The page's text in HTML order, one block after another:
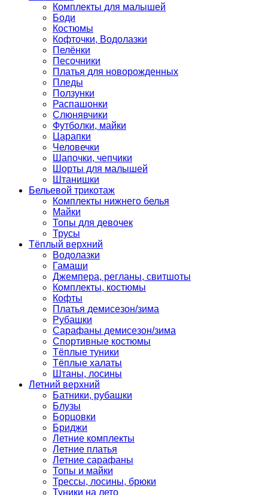
Комплекты для малышей
Боди
Костюмы
Кофточки, Водолазки
Пелёнки
Песочники
Платья для новорожденных
Пледы
Ползунки
Распашонки
Слюнявчики
Футболки, майки
Царапки
Человечки
Шапочки, чепчики
Шорты для малышей
Штанишки
Бельевой трикотаж
Комплекты нижнего белья
Майки
Топы для девочек
Трусы
Тёплый верхний
Водолазки
Гамаши
Джемпера, регланы, свитшоты
Комплекты, костюмы
Кофты
Платья демисезон/зима
Рубашки
Сарафаны демисезон/зима
Спортивные костюмы
Тёплые туники
Тёплые халаты
Штаны, лосины
Летний верхний
Батники, рубашки
Блузы
Борцовки
Бриджи
Летние комплекты
Летние платья
Летние сарафаны
Топы и майки
Трессы, лосины, брюки
Туники на лето